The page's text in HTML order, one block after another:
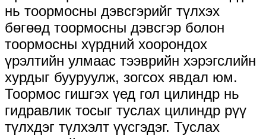
нь тоормосны дэвсгэрийг түлхэх
бөгөөд тоормосны дэвсгэр болон
тоормосны хүрдний хоорондох
үрэлтийн улмаас тээврийн хэрэгслийн
хурдыг бууруулж, зогсох явдал юм.
Тоормос гишгэх үед гол цилиндр нь
гидравлик тосыг туслах цилиндр рүү
түлхдэг түлхэлт үүсгэдэг. Туслах